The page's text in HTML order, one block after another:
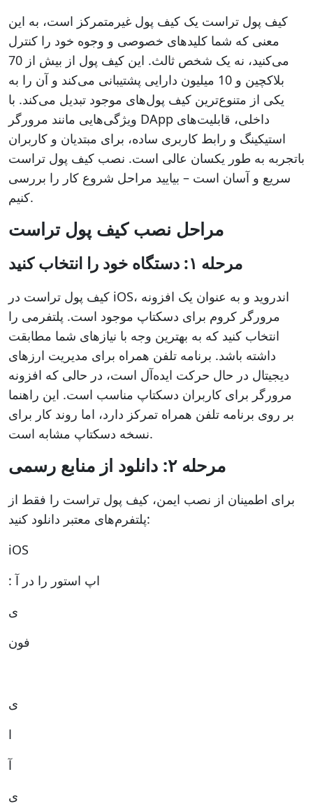
کیف پول تراست یک کیف پول غیرمتمرکز است، به این
معنی که شما کلیدهای خصوصی و وجوه خود را کنترل
می‌کنید، نه یک شخص ثالث. این کیف پول از بیش از 70
بلاکچین و 10 میلیون دارایی پشتیبانی می‌کند و آن را به
یکی از متنوع‌ترین کیف پول‌های موجود تبدیل می‌کند. با
ویژگی‌هایی مانند مرورگر DApp داخلی، قابلیت‌های
استیکینگ و رابط کاربری ساده، برای مبتدیان و کاربران
باتجربه به طور یکسان عالی است. نصب کیف پول تراست
سریع و آسان است – بیایید مراحل شروع کار را بررسی
کنیم.
مراحل نصب کیف پول تراست
مرحله ۱: دستگاه خود را انتخاب کنید
کیف پول تراست در iOS، اندروید و به عنوان یک افزونه
مرورگر کروم برای دسکتاپ موجود است. پلتفرمی را
انتخاب کنید که به بهترین وجه با نیازهای شما مطابقت
داشته باشد. برنامه تلفن همراه برای مدیریت ارزهای
دیجیتال در حال حرکت ایده‌آل است، در حالی که افزونه
مرورگر برای کاربران دسکتاپ مناسب است. این راهنما
بر روی برنامه تلفن همراه تمرکز دارد، اما روند کار برای
نسخه دسکتاپ مشابه است.
مرحله ۲: دانلود از منابع رسمی
برای اطمینان از نصب ایمن، کیف پول تراست را فقط از
پلتفرم‌های معتبر دانلود کنید:
iOS
: اپ استور را در آ
ی
فون
ی
ا
آ
ی